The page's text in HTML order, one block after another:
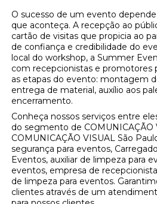
O sucesso de um evento
que aconteça. A recepção ao
cartão de visitas que propicia ao
de confiança e credibilidade do
local do workshop, a Summer
com recepcionistas e promotores
as etapas do evento: montagem
entrega de material, auxílio aos
encerramento.
Conheça nossos serviços entre
do segmento de COMUNICAÇÃO
COMUNICAÇÃO VISUAL São
segurança para eventos,
Eventos, auxiliar de limpeza para
eventos, empresa de
de limpeza para eventos.
clientes através de um